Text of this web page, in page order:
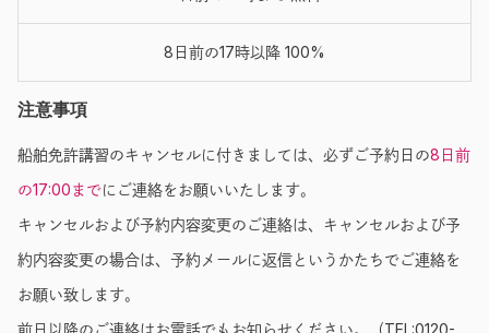
8日前の17時以降 100%
注意事項
船舶免許講習のキャンセルに付きましては、必ずご予約日の8日前
の17:00までにご連絡をお願いいたします。
キャンセルおよび予約内容変更のご連絡は、キャンセルおよび予
約内容変更の場合は、予約メールに返信というかたちでご連絡を
お願い致します。